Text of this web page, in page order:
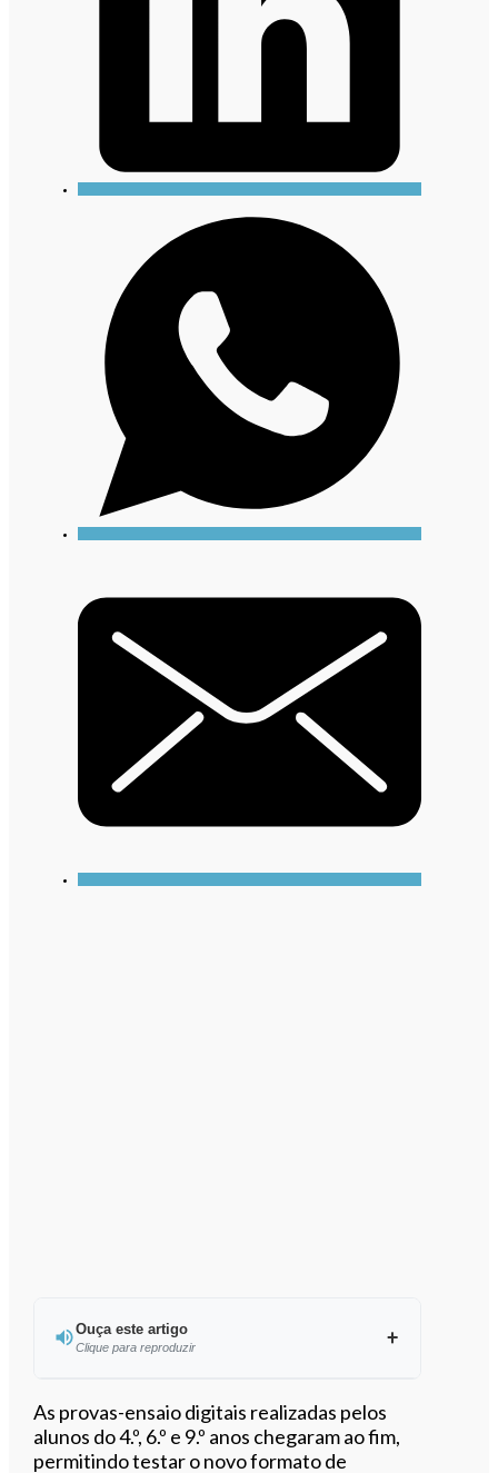
Ouça este artigo
Clique para reproduzir
Ouvir este artigo
As provas-ensaio digitais realizadas pelos
alunos do 4.º, 6.º e 9.º anos chegaram ao fim,
permitindo testar o novo formato de